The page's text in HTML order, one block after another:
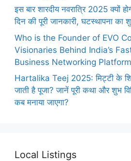
इस बार शारदीय नवरात्रि 2025 क्यों
दिन की पूरी जानकारी, घटस्थापना का
Who is the Founder of EVO
Visionaries Behind India’s
Business Networking Platform
Hartalika Teej 2025: मिट्टी के
जाती है पूजा? जानें पूरी कथा और शुभ
कब मनाया जाएगा?
Local Listings